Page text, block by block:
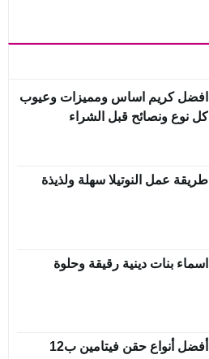
افضل كريم اساس ومميزات وعيوب
كل نوع ونصائح قبل الشراء
طريقة عمل النوتيلا سهلة ولذيذة
اسماء بنات دينية رقيقة وحلوة
أفضل أنواع حقن فيتامين ب12